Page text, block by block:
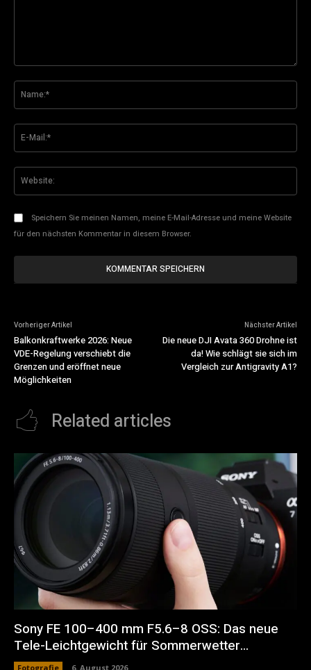
Speichern Sie meinen Namen, meine E-Mail-Adresse und meine Website
für den nächsten Kommentar in diesem Browser.
Vorheriger Artikel
Balkonkraftwerke 2026: Neue
VDE-Regelung verschiebt die
Grenzen und eröffnet neue
Möglichkeiten
Nächster Artikel
Die neue DJI Avata 360 Drohne ist
da! Wie schlägt sie sich im
Vergleich zur Antigravity A1?
Related articles
Sony FE 100–400 mm F5.6–8 OSS: Das neue
Tele-Leichtgewicht für Sommerwetter…
Fotografie 6. August 2026